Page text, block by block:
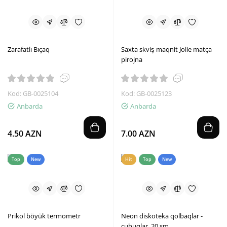
Zarafatlı Bıçaq
Kod: GB-0025104
Anbarda
4.50 AZN
Saxta skviş maqnit Jolie matça
pirojna
Kod: GB-0025123
Anbarda
7.00 AZN
Top New
Prikol böyük termometr
Hit Top New
Neon diskoteka qolbaqlar -